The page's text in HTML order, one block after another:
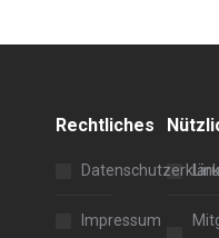
Rechtliches
Impressum